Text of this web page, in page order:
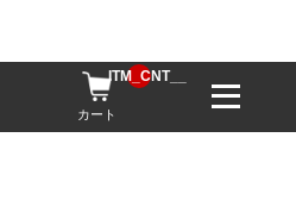
カート
__ITM_CNT__